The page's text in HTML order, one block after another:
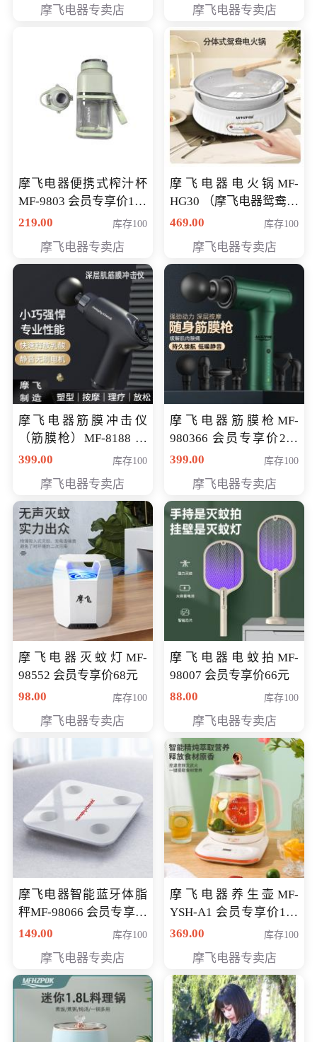
摩飞电器专卖店 摩飞电器专卖店
摩飞电器便携式榨汁杯
MF-9803 会员专享价138
元
219.00 库存100
摩飞电器专卖店
摩飞电器电火锅MF-
HG30 （摩飞电器鸳鸯锅
MF-HG30 ） 会员专享价
469.00 库存100
摩飞电器专卖店
摩飞电器筋膜冲击仪
（筋膜枪）MF-8188 会
员专享价268元
399.00 库存100
摩飞电器专卖店
摩飞电器筋膜枪MF-
980366 会员专享价299
元
399.00 库存100
摩飞电器专卖店
摩飞电器灭蚊灯MF-
98552 会员专享价68元
98.00
库存100
摩飞电器专卖店
摩飞电器电蚊拍MF-
98007 会员专享价66元
88.00
库存100
摩飞电器专卖店
摩飞电器智能蓝牙体脂
秤MF-98066 会员专享价
98元
149.00 库存100
摩飞电器专卖店
摩飞电器养生壶MF-
YSH-A1 会员专享价198
元
369.00 库存100
摩飞电器专卖店